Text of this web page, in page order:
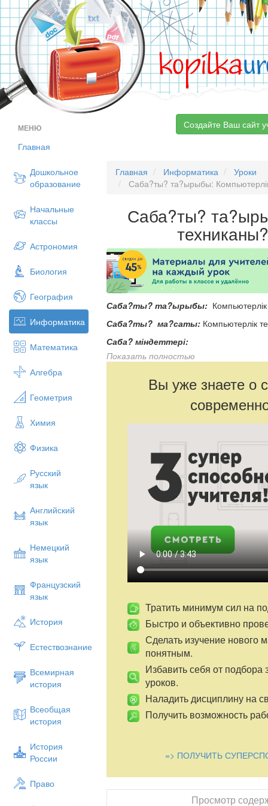
kopilka
МЕНЮ
Главная
Дошкольное
образование
Начальные
классы
Астрономия
Биология
География
Информатика
Математика
Алгебра
Геометрия
Химия
Физика
Русский
язык
Английский
язык
Немецкий
язык
Французский
язык
История
Естествознание
Всемирная
история
Всеобщая
история
История
России
Право
Создайте Ваш сайт
Главная Информатика
Уроки
Саба?ты? та?ырыбы:
Саба?ты?
Саба?ты? та?ырыбы:
Саба?ты? ма?саты: Компьютерлік
Саба? міндеттері:
Білімділік:Компьютерлік техниканы?
Дамытушылы?
?р о?ушыны іскерлікке,
Саба?ты? т?рі:аралас саба?
О?ыту ?дістері:с?здік, к?рнекі,
Саба?ты? ??рал-жабды?тары:
ра?тары т.б.б.
О?ыту формалары:жеке, топты?
Саба?ты? барысы:
I.?йымдастыру кезе?і
II.?тілгенді пысы?тау
III.Жа?а ??ымдармен ал?аш?ы
IV.Жа?а ??ымдарды бекіту кезе?і
VI.Ба?ылау кезе?і
Саба? барысы
I. ?йымдастыру кезе?і
О?ушыларды саба? та?ырыбы мен
II. ?тілгенді пысы?тау
· 1642 жылы француз
машинасы ?алай аталды?
ббидж
жаса?ан ЭЕМ машинасы ?алай
Показать полностью
Вы уже знаете о
Тратить минимум сил на
Быстро и объективно
Сделать изучение нового
понятным.
Избавить себя от подбора
уроков.
Наладить дисциплину на
Получить возможность
=> ПОЛУЧИТЬ
Просмотр